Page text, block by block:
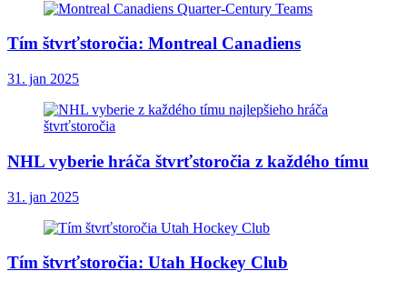
Tím štvrťstoročia: Montreal Canadiens
31. jan 2025
NHL vyberie hráča štvrťstoročia z každého tímu
31. jan 2025
Tím štvrťstoročia: Utah Hockey Club